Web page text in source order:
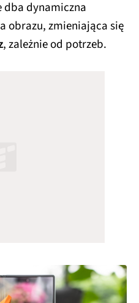
dba dynamiczna
obrazu, zmieniająca się
, zależnie od potrzeb.